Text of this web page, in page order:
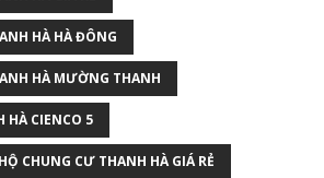
HÀ HÀ ĐÔNG
HÀ MƯỜNG THANH
HÀ CIENCO 5
CHUNG CƯ THANH HÀ GIÁ RẺ